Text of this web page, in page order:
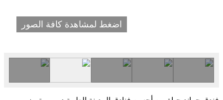
اضغط لمشاهدة كافة الصور